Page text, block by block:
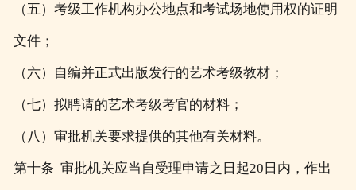
（五）考级工作机构办公地点和考试场地使用权的证明
文件；
（六）自编并正式出版发行的艺术考级教材；
（七）拟聘请的艺术考级考官的材料；
（八）审批机关要求提供的其他有关材料。
第十条 审批机关应当自受理申请之日起20日内，作出